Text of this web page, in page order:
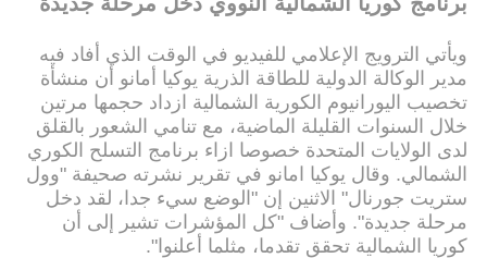
ويأتي الترويج الإعلامي للفيديو في الوقت الذي أفاد فيه
مدير الوكالة الدولية للطاقة الذرية يوكيا أمانو أن منشأة
تخصيب اليورانيوم الكورية الشمالية ازداد حجمها مرتين
خلال السنوات القليلة الماضية، مع تنامي الشعور بالقلق
لدى الولايات المتحدة خصوصا ازاء برنامج التسلح الكوري
الشمالي. وقال يوكيا امانو في تقرير نشرته صحيفة "وول
ستريت جورنال" الاثنين إن "الوضع سيء جدا، لقد دخل
مرحلة جديدة". وأضاف "كل المؤشرات تشير إلى أن
كوريا الشمالية تحقق تقدما، مثلما أعلنوا".